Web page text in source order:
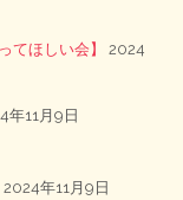
てほしい会】
2024
年11月9日
2024年11月9日